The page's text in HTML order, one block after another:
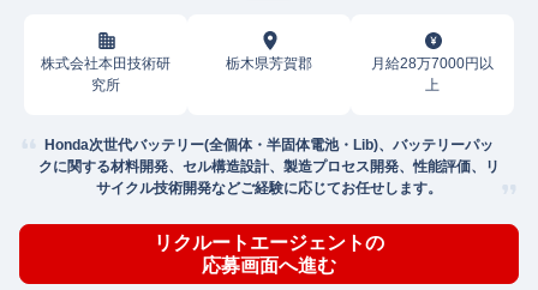
株式会社本田技術研
究所
栃木県芳賀郡
月給28万7000円以
上
Honda次世代バッテリー(全個体・半固体電池・Lib)、バッテリーパッ
クに関する材料開発、セル構造設計、製造プロセス開発、性能評価、リ
サイクル技術開発などご経験に応じてお任せします。
リクルートエージェントの
応募画面へ進む